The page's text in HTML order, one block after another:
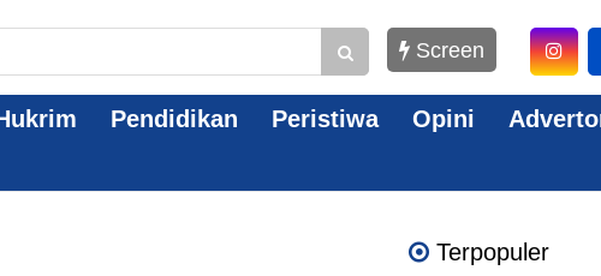
Screen
Pendidikan Peristiwa Opini
Terpopuler